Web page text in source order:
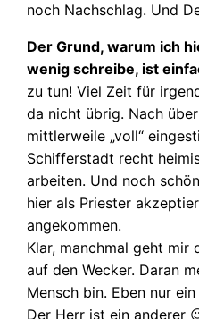
noch Nachschlag. Und
Der Grund, warum ich
wenig schreibe, ist
zu tun! Viel Zeit für
da nicht übrig. Nach
mittlerweile „voll“
Schifferstadt recht
arbeiten. Und noch
hier als Priester
angekommen.
Klar, manchmal geht mir
auf den Wecker. Daran
Mensch bin. Eben nur
Der Herr ist ein anderer